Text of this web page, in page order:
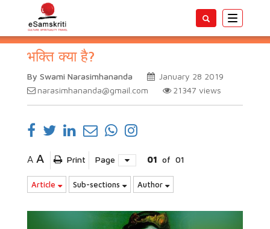
Toggle
भक्ति क्या है?
By Swami Narasimhananda
January 28 2019
narasimhananda@gmail.com
21347 views
A A Print Page 01 of 01
Article Sub-sections Author